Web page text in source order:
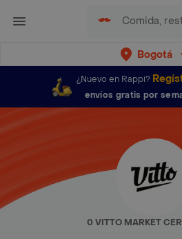
Bogotá
¿Nuevo en Rappi?
envíos gratis por
0 VITTO MARKET